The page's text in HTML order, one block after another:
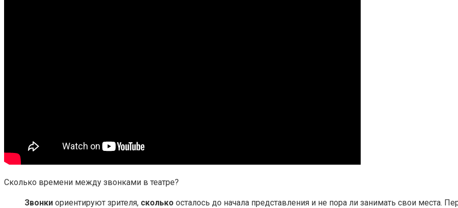
Сколько времени между звонками в театре?
Звонки ориентируют зрителя, сколько осталось до начала представления и не пора ли занимать свои места.